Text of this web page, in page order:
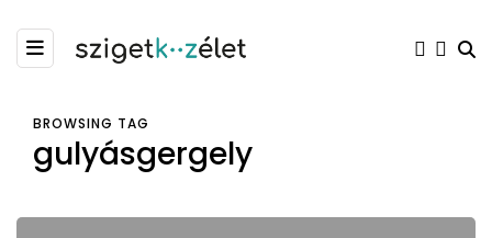
BROWSING TAG
gulyásgergely